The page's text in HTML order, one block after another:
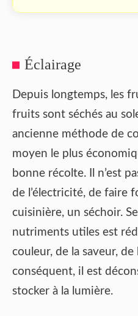
Éclairage
Depuis longtemps, les
fruits sont séchés au
ancienne méthode de
moyen le plus
bonne récolte. Il n’est
de l’électricité, de faire
cuisinière, un séchoir.
nutriments utiles est
couleur, de la saveur, de
conséquent, il est
stocker à la lumière.